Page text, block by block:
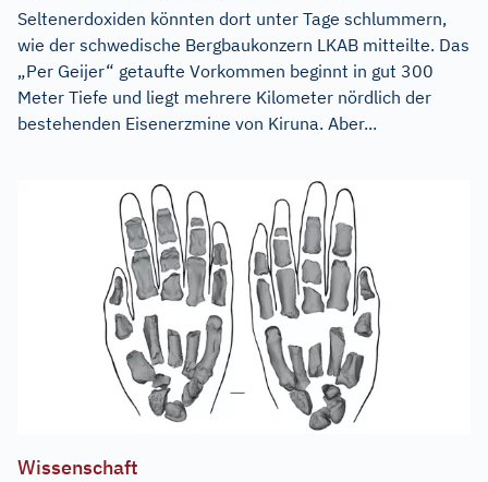
Seltenerdoxiden könnten dort unter Tage schlummern,
wie der schwedische Bergbaukonzern LKAB mitteilte. Das
„Per Geijer“ getaufte Vorkommen beginnt in gut 300
Meter Tiefe und liegt mehrere Kilometer nördlich der
bestehenden Eisenerzmine von Kiruna. Aber...
Wissenschaft